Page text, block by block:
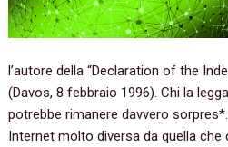
l’autore della “Declaration of the
(Davos, 8 febbraio 1996). Chi la
potrebbe rimanere davvero
Internet molto diversa da quella che